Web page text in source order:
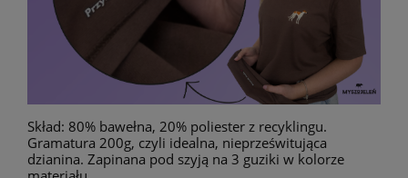
Skład: 80% bawełna, 20% poliester z recyklingu.
Gramatura 200g, czyli idealna, nieprześwitująca
dzianina. Zapinana pod szyją na 3 guziki w kolorze